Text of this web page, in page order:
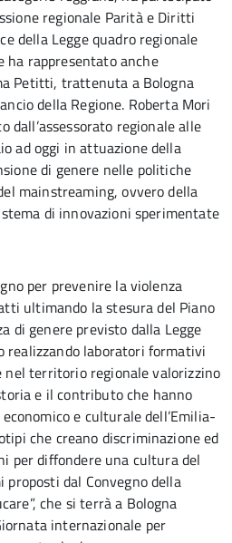
regionale Parità e Diritti
della Legge quadro regionale
rappresentato anche
Petitti, trattenuta a Bologna
della Regione. Roberta Mori
regionale alle
ad oggi in attuazione della
di genere nelle politiche
mainstreaming, ovvero della
di innovazioni sperimentate
per prevenire la violenza
ultimando la stesura del Piano
di genere previsto dalla Legge
realizzando laboratori formativi
nel territorio regionale valorizzino
e il contributo che hanno
e culturale dell’Emilia-
che creano discriminazione ed
per diffondere una cultura del
dal Convegno della
che si terrà a Bologna
internazionale per